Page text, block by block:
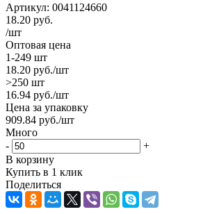
Артикул: 0041124660
18.20 руб.
/шт
Оптовая цена
1-249 шт
18.20 руб./шт
>250 шт
16.94 руб./шт
Цена за упаковку
909.84 руб./шт
Много
-
+
В корзину
Купить в 1 клик
Поделиться